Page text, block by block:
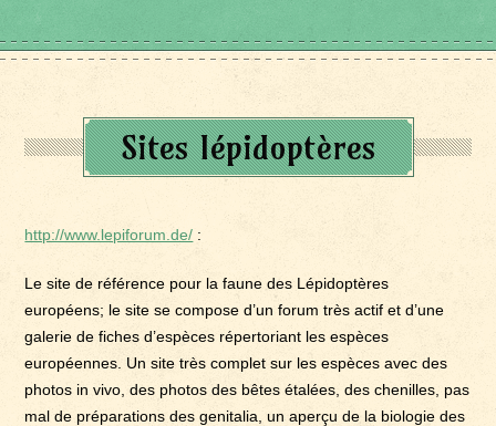
Sites lépidoptères
http://www.lepiforum.de/ :
Le site de référence pour la faune des Lépidoptères
européens; le site se compose d’un forum très actif et d’une
galerie de fiches d’espèces répertoriant les espèces
européennes. Un site très complet sur les espèces avec des
photos in vivo, des photos des bêtes étalées, des chenilles, pas
mal de préparations des genitalia, un aperçu de la biologie des